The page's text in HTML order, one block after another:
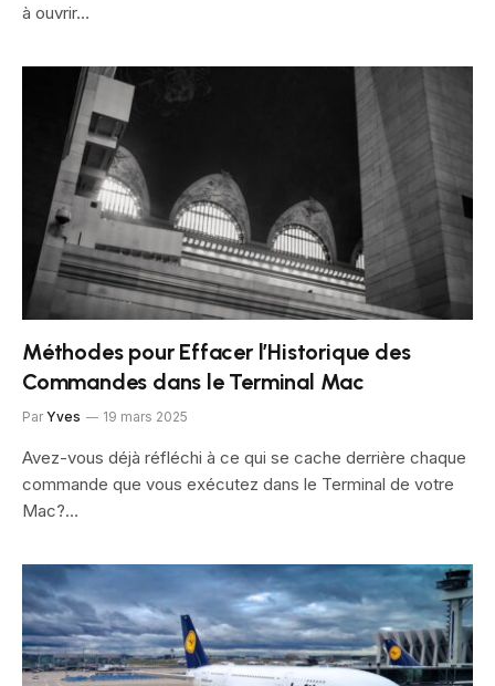
à ouvrir…
Méthodes pour Effacer l’Historique des
Commandes dans le Terminal Mac
Par Yves 19 mars 2025
Avez-vous déjà réfléchi à ce qui se cache derrière chaque
commande que vous exécutez dans le Terminal de votre
Mac?…